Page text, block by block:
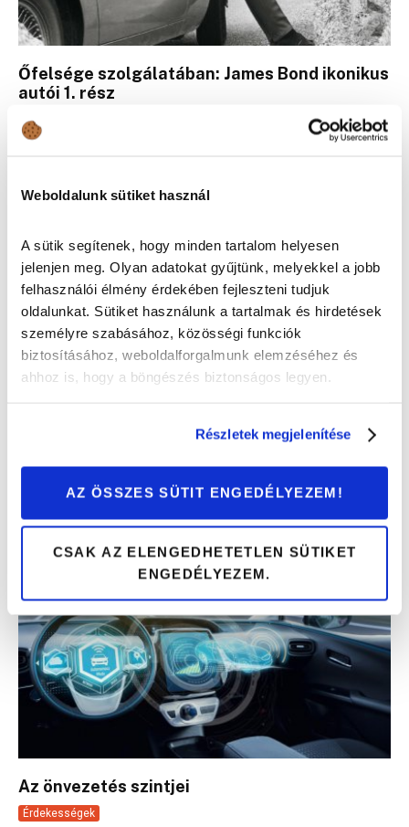
Weboldalunk sütiket használ
A sütik segítenek, hogy minden tartalom helyesen
jelenjen meg. Olyan adatokat gyűjtünk, melyekkel a jobb
felhasználói élmény érdekében fejleszteni tudjuk
oldalunkat. Sütiket használunk a tartalmak és hirdetések
személyre szabásához, közösségi funkciók
biztosításához, weboldalforgalmunk elemzéséhez és
ahhoz is, hogy a böngészés biztonságos legyen.
Részletek megjelenítése
AZ ÖSSZES SÜTIT ENGEDÉLYEZEM!
CSAK AZ ELENGEDHETETLEN SÜTIKET
ENGEDÉLYEZEM.
Őfelsége szolgálatában: James Bond ikonikus
autói 1. rész
Autós sztorik
Suzuki S-Cross (2022) 1.4T 6MT 48V AllGrip
Az önvezetés szintjei
Érdekességek